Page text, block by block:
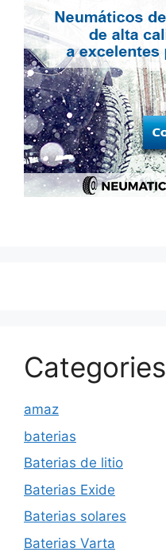
Categories
amaz
baterias
Baterias de litio
Baterias Exide
Baterias solares
Baterias Varta